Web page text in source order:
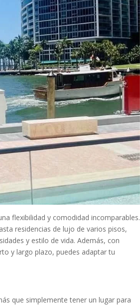
flexibilidad y comodidad incomparables.
residencias de lujo de varios pisos,
y estilo de vida. Además, con
y largo plazo, puedes adaptar tu
que simplemente tener un lugar para